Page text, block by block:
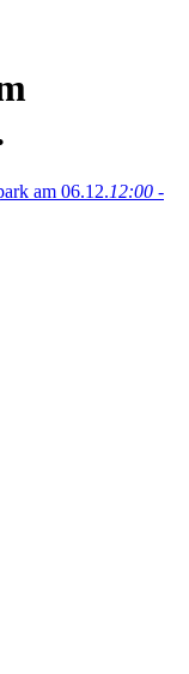
am 06.12.12:00 -